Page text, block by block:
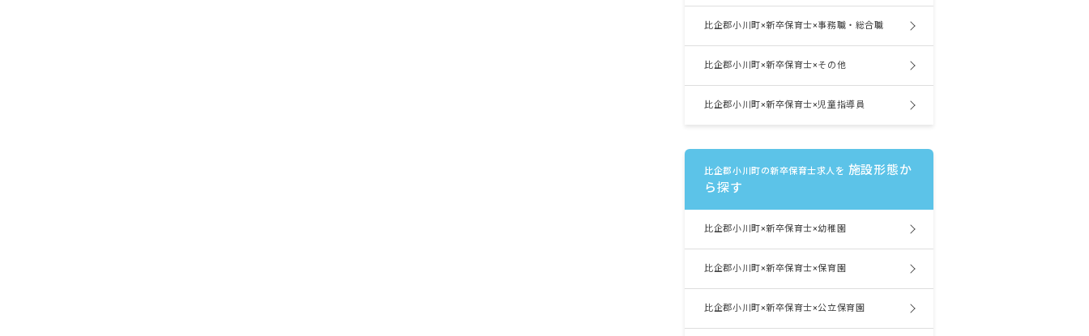
比企郡小川町×新卒保育士×事務職・総合職
比企郡小川町×新卒保育士×その他
比企郡小川町×新卒保育士×児童指導員
比企郡小川町の新卒保育士求人を 施設形態か
ら探す
比企郡小川町×新卒保育士×幼稚園
比企郡小川町×新卒保育士×保育園
比企郡小川町×新卒保育士×公立保育園